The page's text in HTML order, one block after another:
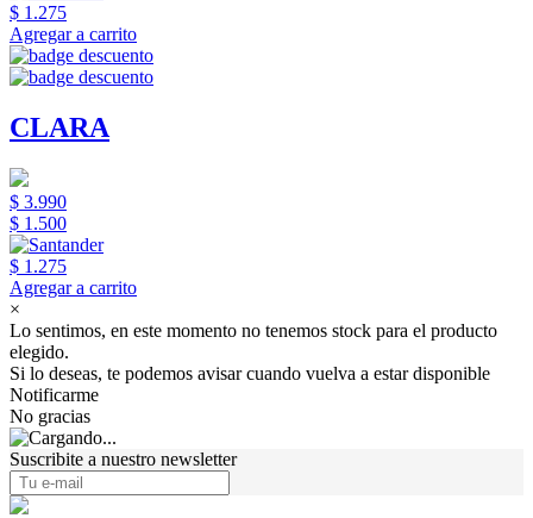
$ 1.275
Agregar a carrito
CLARA
$ 3.990
$ 1.500
$ 1.275
Agregar a carrito
×
Lo sentimos, en este momento no tenemos stock para el producto
elegido.
Si lo deseas, te podemos avisar cuando vuelva a estar disponible
Notificarme
No gracias
Suscribite a nuestro newsletter